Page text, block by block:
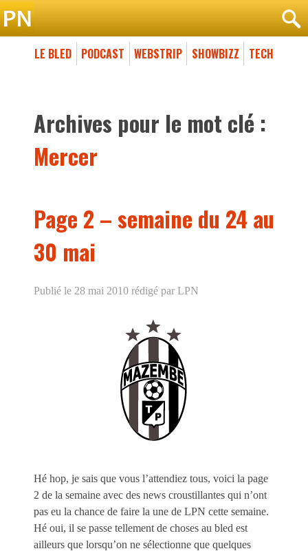
LE BLED PODCAST WEBSTRIP SHOWBIZZ TECH
Archives pour le mot clé :
Mercer
Page 2 – semaine du 24 au
30 mai
Publié le 28 mai 2010 rédigé par LPN
Hé hop, je sais que vous l’attendiez tous, voici la page
2 de la semaine avec des news croustillantes qui n’ont
pas eu la chance de faire la une de LPN cette semaine.
Hé oui, il se passe tellement de choses au bled est
ailleurs que lorsqu’on ne sélectionne que quelques